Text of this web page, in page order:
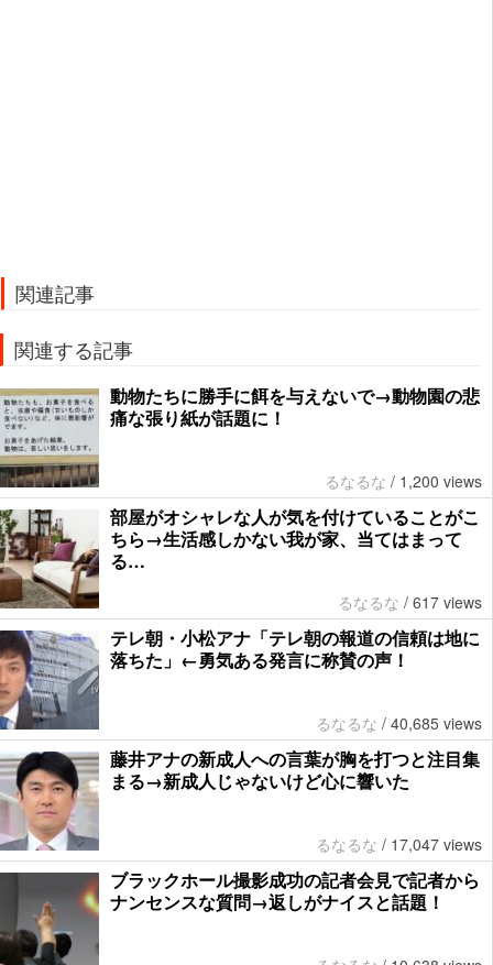
関連記事
関連する記事
動物たちに勝手に餌を与えないで→動物園の悲
痛な張り紙が話題に！
るなるな / 1,200 views
部屋がオシャレな人が気を付けていることがこ
ちら→生活感しかない我が家、当てはまって
る…
るなるな / 617 views
テレ朝・小松アナ「テレ朝の報道の信頼は地に
落ちた」←勇気ある発言に称賛の声！
るなるな / 40,685 views
藤井アナの新成人への言葉が胸を打つと注目集
まる→新成人じゃないけど心に響いた
るなるな / 17,047 views
ブラックホール撮影成功の記者会見で記者から
ナンセンスな質問→返しがナイスと話題！